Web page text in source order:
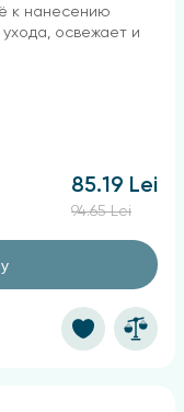
к нанесению
освежает и
85.19 Lei
94.65 Lei